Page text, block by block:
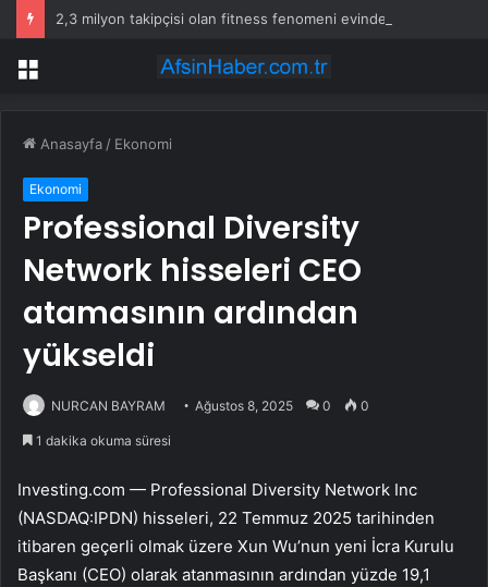
Menü
Anasayfa / Ekonomi
Ekonomi
Professional Diversity
Network hisseleri CEO
atamasının ardından
yükseldi
NURCAN BAYRAM Ağustos 8, 2025 0 0
1 dakika okuma süresi
Investing.com — Professional Diversity Network Inc
(NASDAQ:IPDN) hisseleri, 22 Temmuz 2025 tarihinden
itibaren geçerli olmak üzere Xun Wu’nun yeni İcra Kurulu
Başkanı (CEO) olarak atanmasının ardından yüzde 19,1